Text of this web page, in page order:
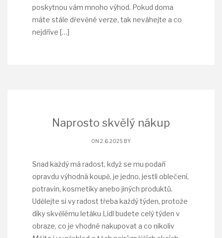
poskytnou vám mnoho výhod. Pokud doma
máte stále dřevěné verze, tak neváhejte a co
nejdříve […]
Naprosto skvělý nákup
ON 2. 6. 2025 BY
Snad každý má radost, když se mu podaří
opravdu výhodná koupě, je jedno, jestli oblečení,
potravin, kosmetiky anebo jiných produktů.
Udělejte si vy radost třeba každý týden, protože
díky skvělému letáku Lidl budete celý týden v
obraze, co je vhodné nakupovat a co nikoliv